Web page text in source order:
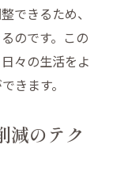
できるため、
のです。この
々の生活をよ
きます。
減のテク